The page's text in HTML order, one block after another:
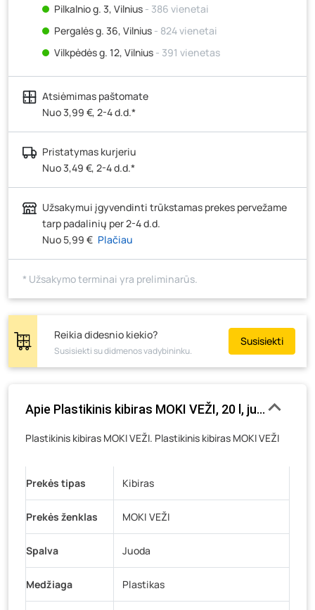
Pilkalnio g. 3, Vilnius - 386 vienetai
Pergalės g. 36, Vilnius - 824 vienetai
Vilkpėdės g. 12, Vilnius - 391 vienetas
Ateities g. 15, Vilnius- 260 vienetų
Kauno r., Narsiečių k., Vytauto g. 183, Kaunas
vienetai
Šilutės pl. 83A, Klaipėda- 322 vienetai
Pramonės g. 7, Šiauliai
Klaipėdos g. 170R, Panevėžys
J. Basanavičiaus g. 6, Utena
Novočėbės k. 3, Kėdainiai
Skuodo g. 41, Mažeikiai- 367 vienetai
Žemaičių g. 2, Raseiniai
Pramonės g. 6E, Šilutė- 89 vienetai
Gedimino g. 54, Tauragė- 120 vienetų
Veteranų g. 11, Visaginas - 115 vienetų
Baravykų g. 1, Druskininkai- 94 vienetai
K. Donelaičio g. 17, Rokiškis
Šaltupės g. 64, Zarasai- 52 vienetai
Atsiėmimas paštomate
Nuo 3,99 €, 2-4 d.d.*
Pristatymas kurjeriu
Nuo 3,49 €, 2-4 d.d.*
Užsakymui įgyvendinti trūkstamas prekes pervežame
tarp padalinių per 2-4 d.d.
Nuo 5,99 € Plačiau
* Užsakymo terminai yra preliminarūs.
Reikia didesnio kiekio?
Susisiekti su didmenos vadybininku.
Susisiekti
Apie Plastikinis kibiras MOKI VEŽI, 20 l, juodas
Plastikinis kibiras MOKI VEŽI. Plastikinis kibiras MOKI VEŽI
Prekės tipas Kibiras
Prekės ženklas MOKI VEŽI
Spalva Juoda
Medžiaga Plastikas